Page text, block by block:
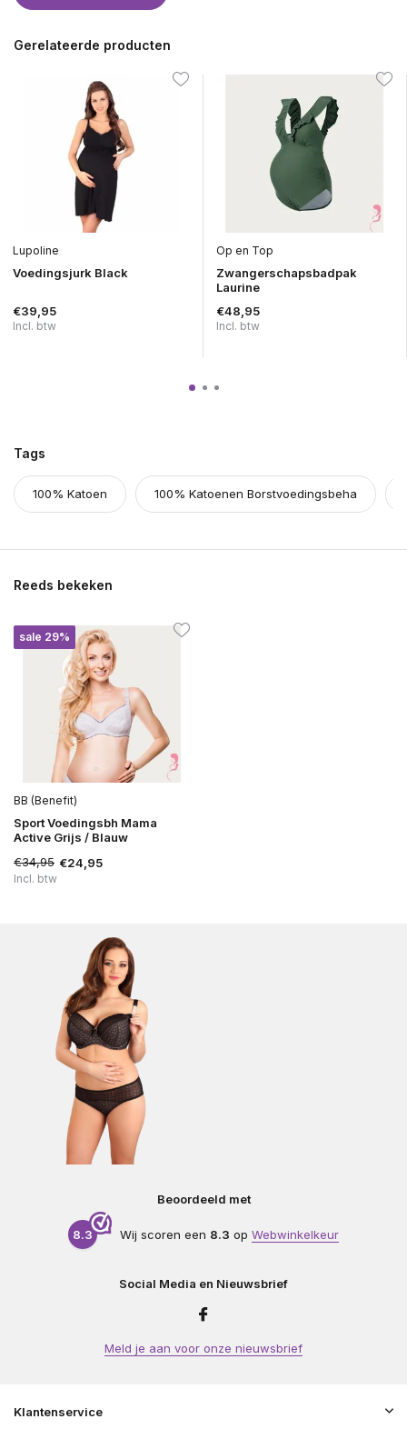
Gerelateerde producten
Lupoline
Voedingsjurk Black
€39,95
Incl. btw
Op en Top
Zwangerschapsbadpak
Laurine
€48,95
Incl. btw
Tags
100% Katoen 100% Katoenen Borstvoedingsbeha
Reeds bekeken
sale 29%
BB (Benefit)
Sport Voedingsbh Mama
Active Grijs / Blauw
€34,95 €24,95
Incl. btw
Beoordeeld met
8.3 Wij scoren een 8.3 op Webwinkelkeur
Social Media en Nieuwsbrief
Meld je aan voor onze nieuwsbrief
Klantenservice